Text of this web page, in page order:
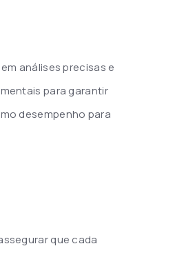
análises precisas e
para garantir
desempenho para
que cada